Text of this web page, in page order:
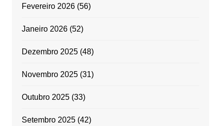
Fevereiro 2026(56)
Janeiro 2026(52)
Dezembro 2025(48)
Novembro 2025(31)
Outubro 2025(33)
Setembro 2025(42)